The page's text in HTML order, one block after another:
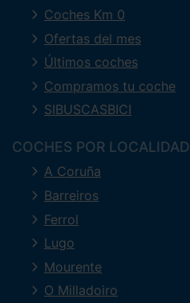
Coches Km 0
Ofertas del mes
Últimos coches
Compramos tu coche
SIBUSCASBICI
COCHES POR LOCALIDAD
A Coruña
Barreiros
Ferrol
Lugo
Mourente
O Milladoiro